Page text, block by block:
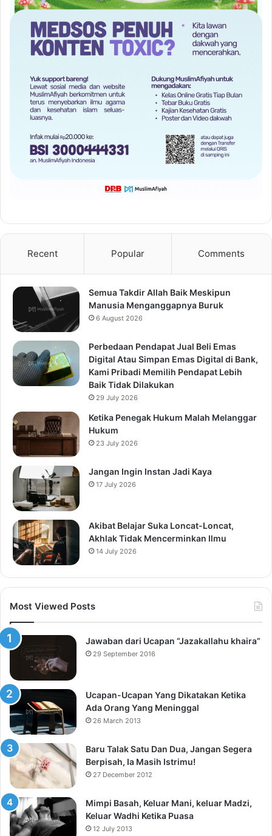
Recent Popular Comments
Semua Takdir Allah Baik Meskipun
Manusia Menganggapnya Buruk
6 August 2026
Perbedaan Pendapat Jual Beli Emas
Digital Atau Simpan Emas Digital di Bank,
Kami Pribadi Memilih Pendapat Lebih
Baik Tidak Dilakukan
29 July 2026
Ketika Penegak Hukum Malah Melanggar
Hukum
23 July 2026
Jangan Ingin Instan Jadi Kaya
17 July 2026
Akibat Belajar Suka Loncat-Loncat,
Akhlak Tidak Mencerminkan Ilmu
14 July 2026
Most Viewed Posts
Jawaban dari Ucapan “Jazakallahu khaira”
29 September 2016
Ucapan-Ucapan Yang Dikatakan Ketika
Ada Orang Yang Meninggal
26 March 2013
Baru Talak Satu Dan Dua, Jangan Segera
Berpisah, Ia Masih Istrimu!
27 December 2012
Mimpi Basah, Keluar Mani, keluar Madzi,
Keluar Wadhi Ketika Puasa
12 July 2013